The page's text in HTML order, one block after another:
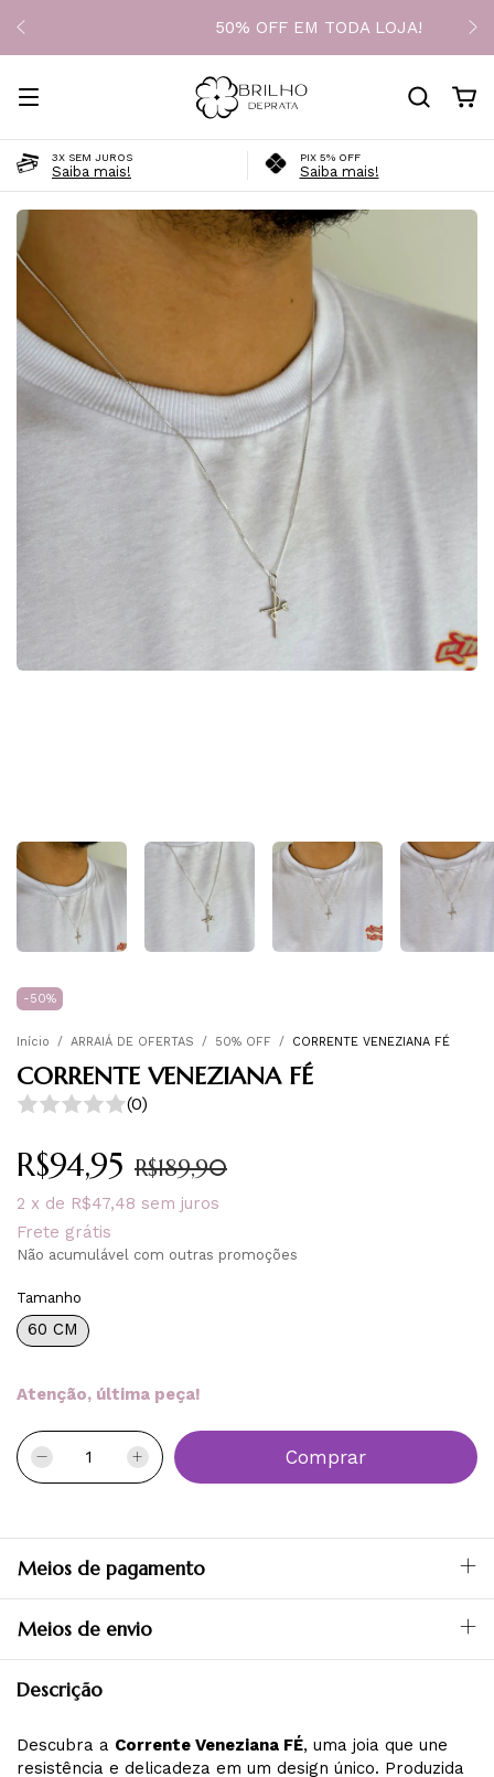
50% OFF EM TODA LOJA!
3X SEM JUROS
Saiba mais!
PIX 5% OFF
Saiba mais!
-50%
Início / ARRAIÁ DE OFERTAS / 50% OFF / CORRENTE VENEZIANA FÉ
CORRENTE VENEZIANA FÉ
(0)
R$94,95 R$189,90
2 x de R$47,48 sem juros
Frete grátis
Não acumulável com outras promoções
Tamanho
60 CM
Atenção, última peça!
Meios de pagamento
Meios de envio
Descrição
Descubra a Corrente Veneziana FÉ, uma joia que une
resistência e delicadeza em um design único. Produzida